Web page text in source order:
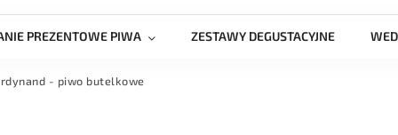
PREZENTOWE PIWA ZESTAWY DEGUSTACYJNE
- piwo butelkowe